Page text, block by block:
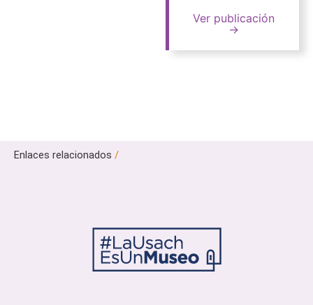
Ver publicación
→
Enlaces relacionados /